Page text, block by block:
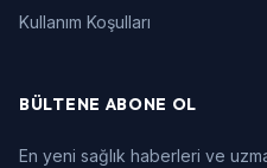
Kullanım Koşulları
BÜLTENE ABONE OL
En yeni sağlık haberleri ve